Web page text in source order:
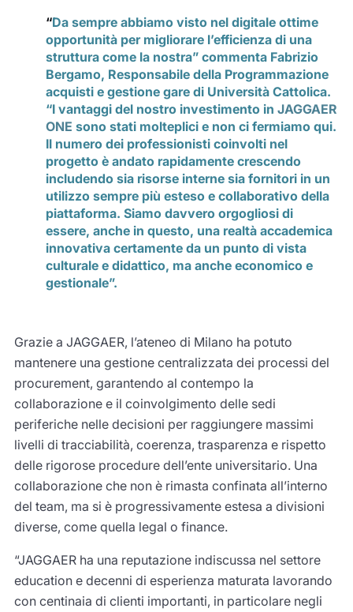
“Da sempre abbiamo visto nel digitale ottime
opportunità per migliorare l’efficienza di una
struttura come la nostra” commenta Fabrizio
Bergamo, Responsabile della Programmazione
acquisti e gestione gare di Università Cattolica.
“I vantaggi del nostro investimento in JAGGAER
ONE sono stati molteplici e non ci fermiamo qui.
Il numero dei professionisti coinvolti nel
progetto è andato rapidamente crescendo
includendo sia risorse interne sia fornitori in un
utilizzo sempre più esteso e collaborativo della
piattaforma. Siamo davvero orgogliosi di
essere, anche in questo, una realtà accademica
innovativa certamente da un punto di vista
culturale e didattico, ma anche economico e
gestionale”.
Grazie a JAGGAER, l’ateneo di Milano ha potuto
mantenere una gestione centralizzata dei processi del
procurement, garantendo al contempo la
collaborazione e il coinvolgimento delle sedi
periferiche nelle decisioni per raggiungere massimi
livelli di tracciabilità, coerenza, trasparenza e rispetto
delle rigorose procedure dell’ente universitario. Una
collaborazione che non è rimasta confinata all’interno
del team, ma si è progressivamente estesa a divisioni
diverse, come quella legal o finance.
“JAGGAER ha una reputazione indiscussa nel settore
education e decenni di esperienza maturata lavorando
con centinaia di clienti importanti, in particolare negli